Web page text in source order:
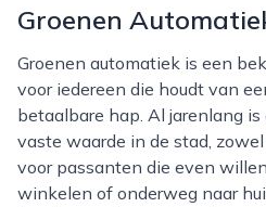
Groenen
Groenen automatiek is een bekende naam in nijmegen
voor iedereen die houdt van
betaalbare hap. Al jarenlang
vaste waarde in de stad,
voor passanten die even
winkelen of onderweg naar